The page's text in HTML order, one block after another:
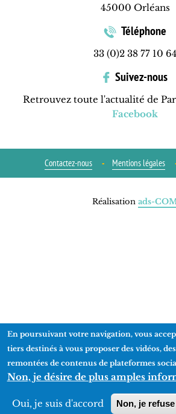
45000 Orléans
Téléphone
33 (0)2 38 77 10 64
Suivez-nous
Retrouvez toute l'actualité de
Facebook
Contactez-nous Mentions légales
Réalisation ads-
En poursuivant votre navigation, vous
tiers destinés à vous proposer des vidéos,
remontées de contenus de plateformes
Non, je désire de plus amples
Oui, je suis d'accord Non, je refuse